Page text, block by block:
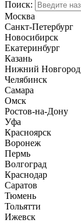
Поиск:
Москва
Санкт-Петербург
Новосибирск
Екатеринбург
Казань
Нижний Новгород
Челябинск
Самара
Омск
Ростов-на-Дону
Уфа
Красноярск
Воронеж
Пермь
Волгоград
Краснодар
Саратов
Тюмень
Тольятти
Ижевск